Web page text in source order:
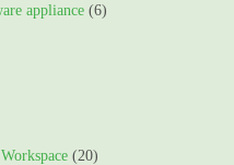
appliance (6)
(20)